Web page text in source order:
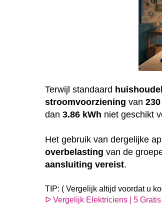
Terwijl standaard
stroomvoorziening van230
dan3.86 kWh niet geschikt
Het gebruik van dergelijke
overbelasting van de
aansluiting vereist.
TIP: ( Vergelijk altijd voordat u
ᐅ Vergelijk Elektriciens | 5